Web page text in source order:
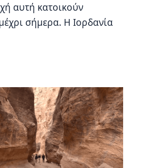
αυτή κατοικούν
σήμερα. Η Ιορδανία